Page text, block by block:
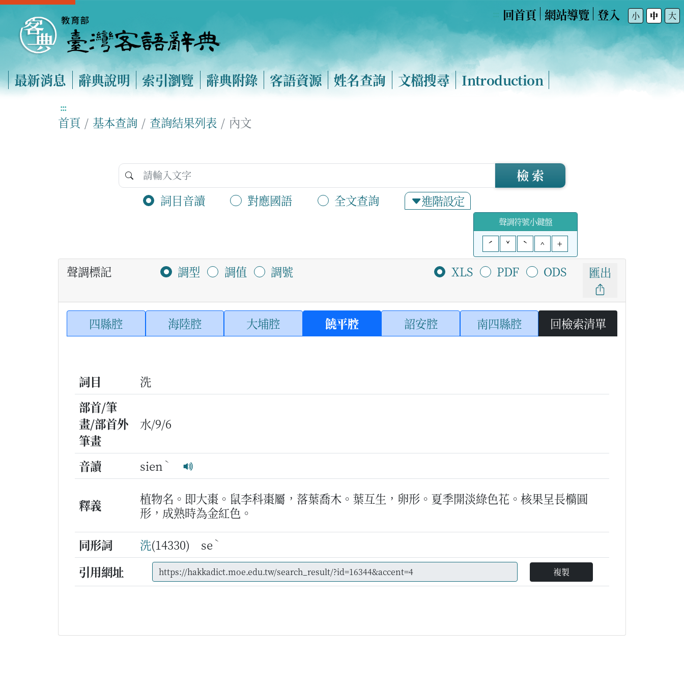
回首頁 網站導覽 登入 小 中 大
最新消息 辭典說明 索引瀏覽 辭典附錄 客語資源 姓名查詢 文檔搜尋 Introduction
:::
首頁 基本查詢 查詢結果列表 內文
詞目音讀 對應國語 全文查詢 進階設定
檢 索
聲調符號小鍵盤
ˊ
ˇ ˋ ^ +
聲調標記 調型 調值 調號 XLS PDF ODS 匯出
四縣腔 海陸腔 大埔腔 饒平腔 詔安腔 南四縣腔 回檢索清單
詞目
洗
部首/筆
畫/部首外
筆畫
水/9/6
音讀 sien ˋ
釋義
植物名。即大棗。鼠李科棗屬，落葉喬木。葉互生，卵形。夏季開淡綠色花。核果呈長橢圓
形，成熟時為金紅色。
同形詞
洗(14330) se ˋ
引用網址 複製